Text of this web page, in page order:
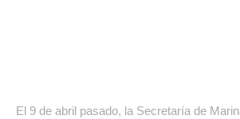
El 9 de abril pasado, la Secretaría de